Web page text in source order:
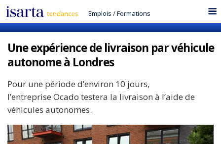
Emplois /Formations
Une expérience de livraison par véhicule
autonome à Londres
Pour une période d’environ 10 jours,
l’entreprise Ocado testera la livraison à l’aide de
véhicules autonomes.